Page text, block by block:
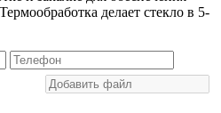
делает стекло в 5-